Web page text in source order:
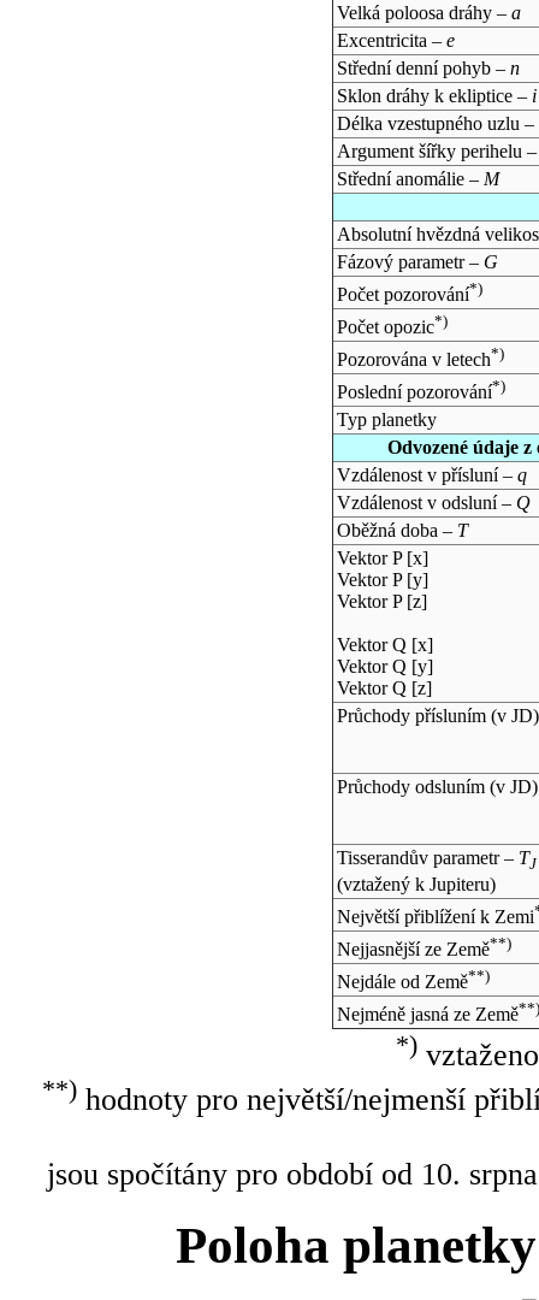
Velká poloosa dráhy – a
Excentricita – e
Střední denní pohyb – n
Sklon dráhy k ekliptice – i
Délka vzestupného uzlu –
Argument šířky perihelu
Střední anomálie – M
Absolutní hvězdná
Fázový parametr – G
Počet pozorování*)
Počet opozic*)
Pozorována v letech*)
Poslední pozorování*)
Typ planetky
Odvozené údaje
Vzdálenost v přísluní – q
Vzdálenost v odsluní – Q
Oběžná doba – T
Vektor P [x]
Vektor P [y]
Vektor P [z]
Vektor Q [x]
Vektor Q [y]
Vektor Q [z]
Průchody přísluním (v JD)
Průchody odsluním (v JD)
Tisserandův parametr – TJ
(vztažený k Jupiteru)
Největší přiblížení k Zemi
Nejjasnější ze Země**)
Nejdále od Země**)
Nejméně jasná ze Země**)
*)
**)hodnoty pro největší/nejmenší
jsou spočítány pro období od 10.
Poloha